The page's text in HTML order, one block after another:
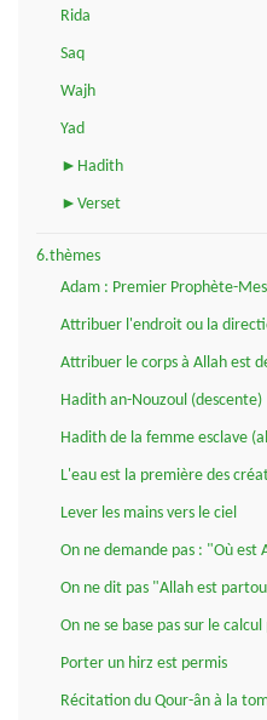
Rida
Saq
Wajh
Yad
►Hadith
►Verset
6.thèmes
Adam : Premier Prophète-
Attribuer l'endroit ou la
Attribuer le corps à Allah est
Hadith an-Nouzoul (descente)
Hadith de la femme esclave
L'eau est la première des
Lever les mains vers le ciel
On ne demande pas : "Où est
On ne dit pas "Allah est
On ne se base pas sur le
Porter un hirz est permis
Récitation du Qour-ân à la